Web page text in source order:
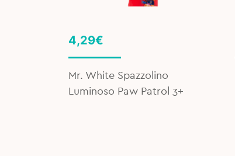
4,29€
Mr. White Spazzolino
Luminoso Paw Patrol 3+